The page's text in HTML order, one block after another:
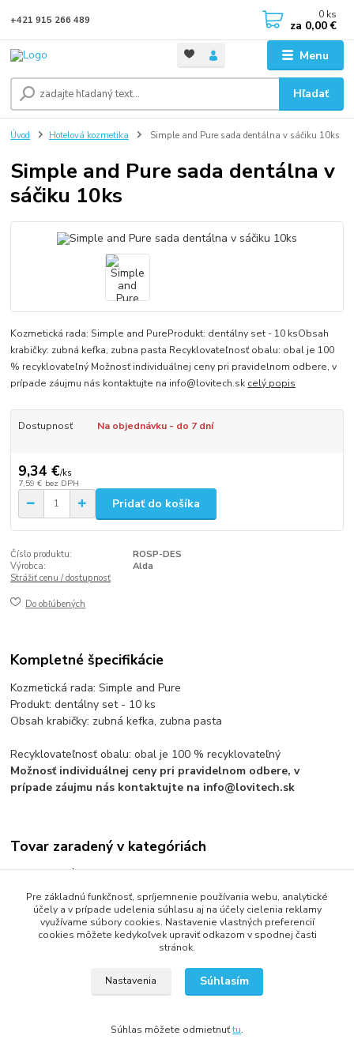
Menu
Hľadať
+421 915 266 489 0 ks
za 0,00 €
Úvod Hotelová kozmetika Simple and Pure sada dentálna v sáčiku 10ks
Simple and Pure sada dentálna v
sáčiku 10ks
Kozmetická rada: Simple and PureProdukt: dentálny set - 10 ksObsah
krabičky: zubná kefka, zubna pasta Recyklovateľnosť obalu: obal je 100
% recyklovateľný Možnosť individuálnej ceny pri pravidelnom odbere, v
prípade záujmu nás kontaktujte na info@lovitech.sk celý popis
Dostupnosť Na objednávku - do 7 dní
9,34 €/ks
7,59 € bez DPH
Pridať do košíka
Číslo produktu:
ROSP-DES
Výrobca:
Alda
Strážiť cenu / dostupnosť
Do obľúbených
Kompletné špecifikácie
Kozmetická rada: Simple and Pure
Produkt: dentálny set - 10 ks
Obsah krabičky: zubná kefka, zubna pasta
Recyklovateľnosť obalu: obal je 100 % recyklovateľný
Možnosť individuálnej ceny pri pravidelnom odbere, v
prípade záujmu nás kontaktujte na info@lovitech.sk
Tovar zaradený v kategóriách
Hotelová kozmetika
SIMPLE AND PURE
2013 - 2025 LOVITECH, s.r.o. - Už 12 rokov s Vami...
Pre základnú funkčnosť, spríjemnenie používania webu, analytické
účely a v prípade udelenia súhlasu aj na účely cielenia reklamy
využívame súbory cookies. Nastavenie vlastných preferencií
cookies môžete kedykoľvek upraviť odkazom v spodnej časti
stránok.
Nastavenia Súhlasím
Súhlas môžete odmietnuťtu.